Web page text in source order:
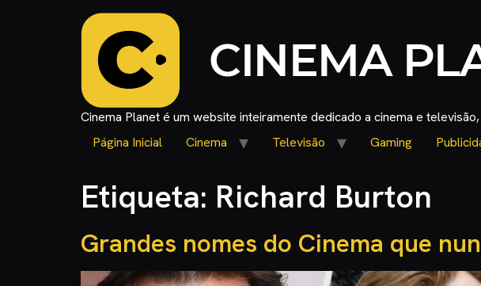
Cinema Planet é um website inteiramente dedicado a cinema e
Página Inicial
Cinema Televisão Gaming
Etiqueta: Richard Burton
Grandes nomes do Cinema que